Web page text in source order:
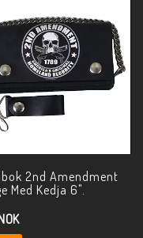
2nd Amendment
Med Kedja 6".